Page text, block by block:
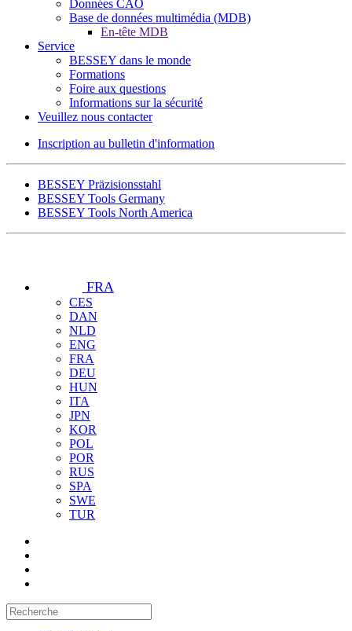
Données CAO
Base de données multimédia (MDB)
En-tête MDB
Service
BESSEY dans le monde
Formations
Foire aux questions
Informations sur la sécurité
Veuillez nous contacter
Inscription au bulletin d'information
BESSEY Präzisionsstahl
BESSEY Tools Germany
BESSEY Tools North America
FRA
CES
DAN
NLD
ENG
FRA
DEU
HUN
ITA
JPN
KOR
POL
POR
RUS
SPA
SWE
TUR